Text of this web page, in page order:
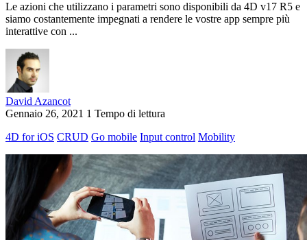
Le azioni che utilizzano i parametri sono disponibili da 4D v17 R5 e
siamo costantemente impegnati a rendere le vostre app sempre più
interattive con ...
David Azancot
Gennaio 26, 2021 1 Tempo di lettura
4D for iOS CRUD Go mobile Input control Mobility